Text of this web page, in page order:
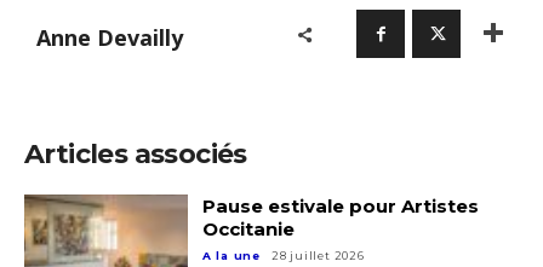
Nom
Anne Devailly
Articles associés
Pause estivale pour Artistes
Occitanie
A la une 28 juillet 2026